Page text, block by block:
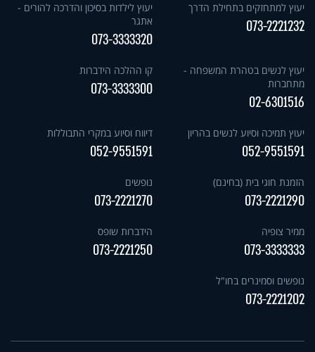
יעוץ למתחזקים בתחילת הדרך
073-2221232
יעוץ לילדות בסיכון והדרכה להורים -
אתגר
073-3333320
יעוץ לנשים בטהרת המשפחה -
מתחברות
02-6301516
קו ההלכה הידברות
073-3333300
יעוץ תמיכה וסיוע לנשים בהריון
052-9551591
דיווח וסיוע במקרי התבוללות
052-9551591
הזמנת חוגי בית (בחינם)
073-2221290
נופשים
073-2221270
ממיר צופיה
073-3333333
הידברות שופס
073-2221250
נופשים וסמינרים בחו"ל
073-2221202